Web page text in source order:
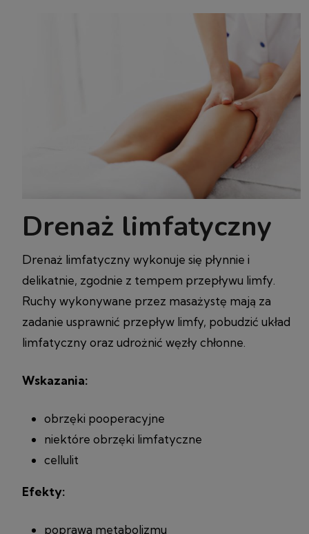
Drenaż limfatyczny
Drenaż limfatyczny wykonuje się płynnie i
delikatnie, zgodnie z tempem przepływu limfy.
Ruchy wykonywane przez masażystę mają za
zadanie usprawnić przepływ limfy, pobudzić układ
limfatyczny oraz udrożnić węzły chłonne.
Wskazania:
obrzęki pooperacyjne
niektóre obrzęki limfatyczne
cellulit
Efekty:
poprawa metabolizmu